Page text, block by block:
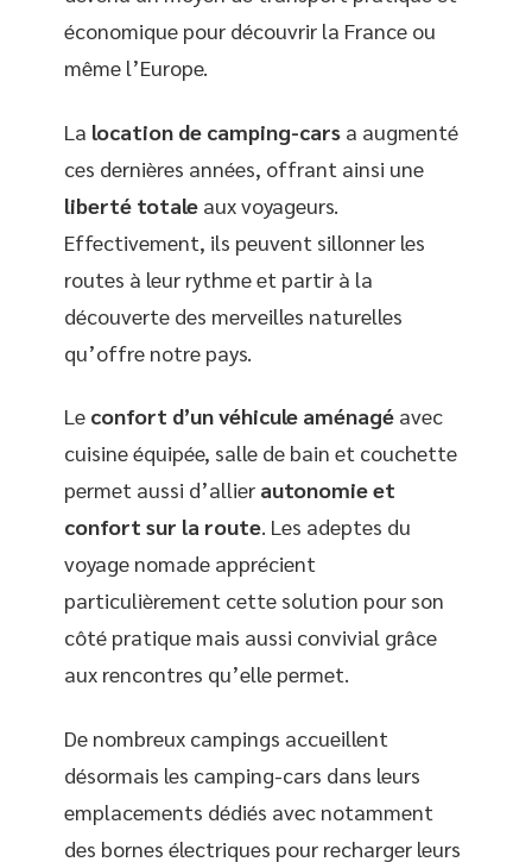
économique pour découvrir la France ou
même l’Europe.
La location de camping-cars a augmenté
ces dernières années, offrant ainsi une
liberté totale aux voyageurs.
Effectivement, ils peuvent sillonner les
routes à leur rythme et partir à la
découverte des merveilles naturelles
qu’offre notre pays.
Le confort d’un véhicule aménagé avec
cuisine équipée, salle de bain et couchette
permet aussi d’allier autonomie et
confort sur la route. Les adeptes du
voyage nomade apprécient
particulièrement cette solution pour son
côté pratique mais aussi convivial grâce
aux rencontres qu’elle permet.
De nombreux campings accueillent
désormais les camping-cars dans leurs
emplacements dédiés avec notamment
des bornes électriques pour recharger leurs